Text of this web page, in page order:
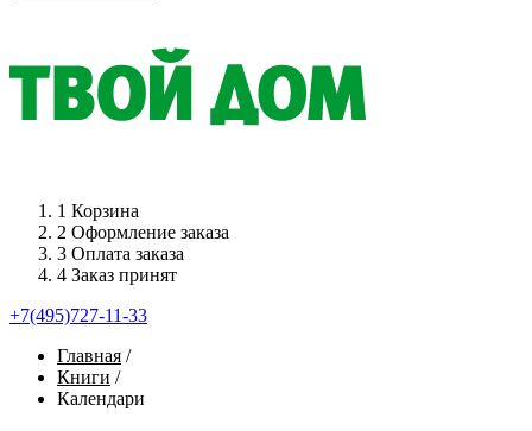
1 Корзина
2 Оформление заказа
3 Оплата заказа
4 Заказ принят
+7(495)727-11-33
Главная /
Книги /
Календари